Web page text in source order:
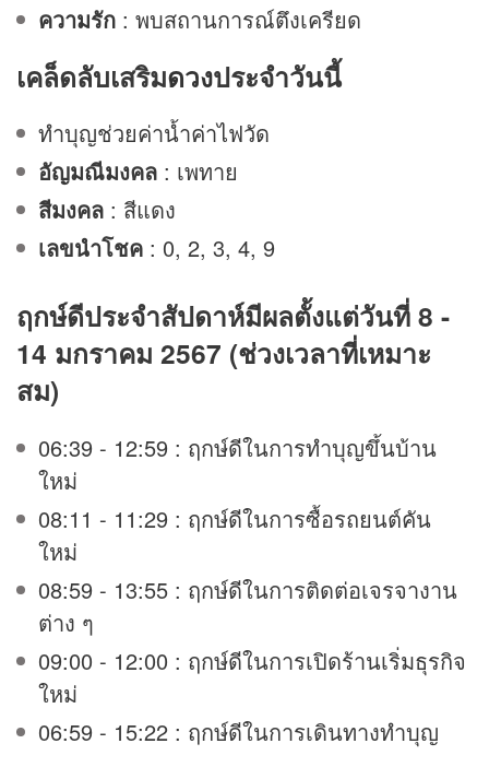
ความรัก : พบสถานการณ์ตึงเครียด
เคล็ดลับเสริมดวงประจำวันนี้
ทำบุญช่วยค่าน้ำค่าไฟวัด
อัญมณีมงคล : เพทาย
สีมงคล : สีแดง
เลขนำโชค : 0, 2, 3, 4, 9
ฤกษ์ดีประจำสัปดาห์มีผลตั้งแต่วันที่ 8 -
14 มกราคม 2567 (ช่วงเวลาที่เหมาะ
สม)
06:39 - 12:59 : ฤกษ์ดีในการทำบุญขึ้นบ้าน
ใหม่
08:11 - 11:29 : ฤกษ์ดีในการซื้อรถยนต์คัน
ใหม่
08:59 - 13:55 : ฤกษ์ดีในการติดต่อเจรจางาน
ต่าง ๆ
09:00 - 12:00 : ฤกษ์ดีในการเปิดร้านเริ่มธุรกิจ
ใหม่
06:59 - 15:22 : ฤกษ์ดีในการเดินทางทำบุญ